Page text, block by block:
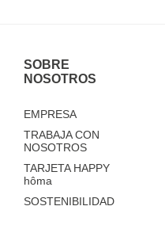
SOBRE
NOSOTROS
EMPRESA
TRABAJA CON
NOSOTROS
TARJETA HAPPY
hôma
SOSTENIBILIDAD